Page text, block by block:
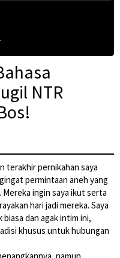
NTR
terakhir pernikahan saya
permintaan aneh yang
Mereka ingin saya ikut serta
hari jadi mereka. Saya
dan agak intim ini,
khusus untuk hubungan